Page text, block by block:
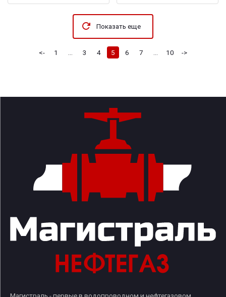
Показать еще
<- 1 3 4 5 6 7 10 ->
Магистраль - первые в водопроводном и нефтегазовом